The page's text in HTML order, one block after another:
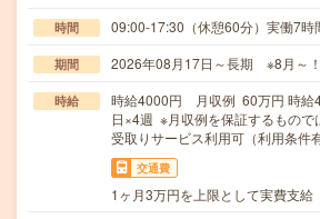
時間 09:00-17:30（休憩60分）実働7時
期間 2026年08月17日～長期 ※8月～！
時給
時給4000円 月収例 60万円 時給
日×4週 ※月収例を保証するもので
受取りサービス利用可（利用条件
交通費
1ヶ月3万円を上限として実費支給